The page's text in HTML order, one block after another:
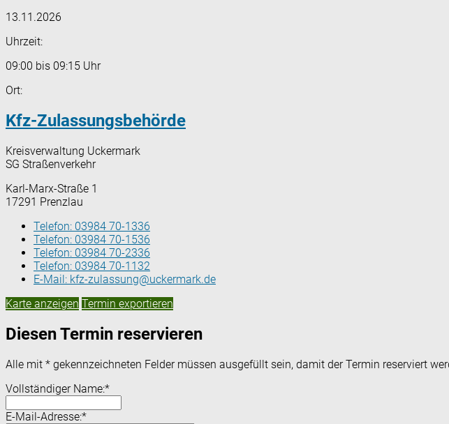
13.11.2026
Uhrzeit:
09:00 bis 09:15 Uhr
Ort:
Kfz-Zulassungsbehörde
Kreisverwaltung Uckermark
SG Straßenverkehr
Karl-Marx-Straße 1
17291 Prenzlau
Telefon: 03984 70-1336
Telefon: 03984 70-1536
Telefon: 03984 70-2336
Telefon: 03984 70-1132
E-Mail: kfz-zulassung@uckermark.de
Karte anzeigen Termin exportieren
Diesen Termin reservieren
Alle mit * gekennzeichneten Felder müssen ausgefüllt sein, damit der Termin reserviert
Vollständiger Name:*
E-Mail-Adresse:*